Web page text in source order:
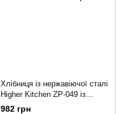
Хлібниця із нержавіючої сталі
Higher Kitchen ZP-049 із
відкидною кришкою чорна
982 грн